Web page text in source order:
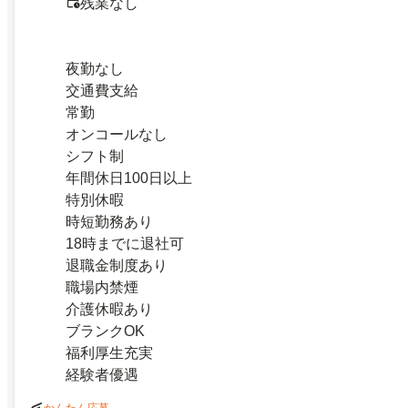
夜勤なし
交通費支給
常勤
オンコールなし
シフト制
年間休日100日以上
特別休暇
時短勤務あり
18時までに退社可
退職金制度あり
職場内禁煙
介護休暇あり
ブランクOK
福利厚生充実
経験者優遇